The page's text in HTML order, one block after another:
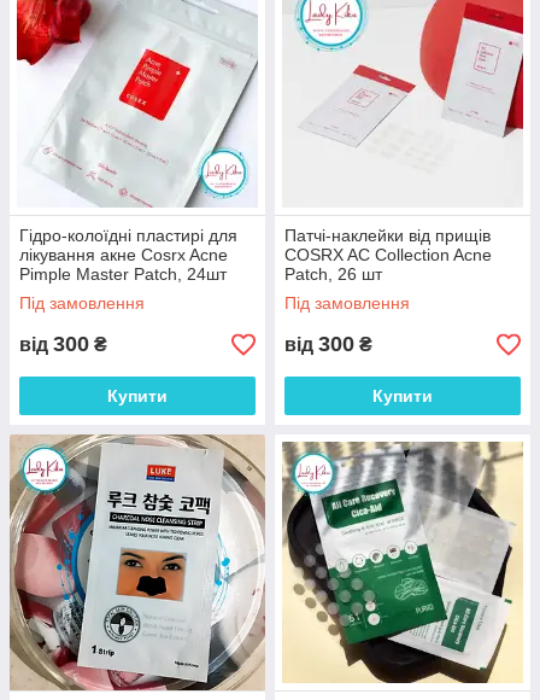
Гідро-колоїдні пластирі для
лікування акне Cosrx Acne
Pimple Master Patch, 24шт
Під замовлення
від 300 ₴
Купити
Патчі-наклейки від прищів
COSRX AC Collection Acne
Patch, 26 шт
Під замовлення
від 300 ₴
Купити